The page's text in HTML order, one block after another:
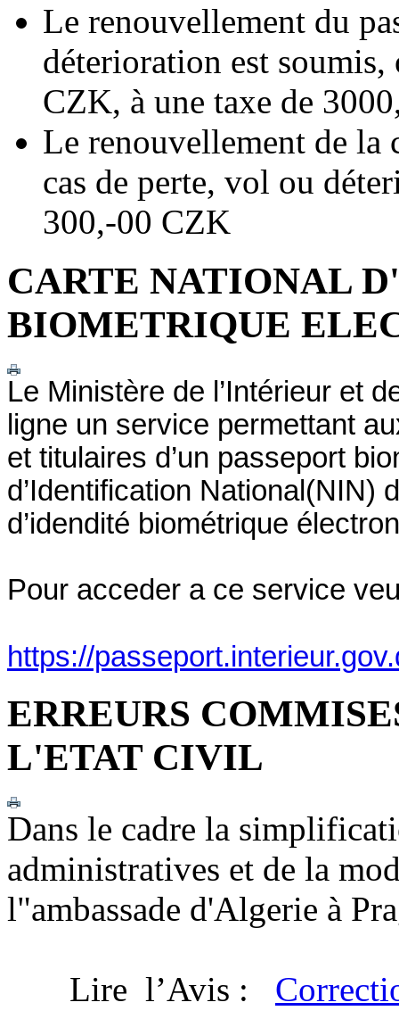
Le renouvellement du
déterioration est
CZK, à une taxe de
Le renouvellement de la
cas de perte, vol ou
300,-00 CZK
CARTE NATIONAL
BIOMETRIQUE
Le Ministère de l’Intérieur et
ligne un service permettant
et titulaires d’un passeport
d’Identification National(NIN)
d’idendité biométrique
Pour acceder a ce service
https://
ERREURS
L'ETAT CIVIL
Dans le cadre la
administratives et de la
l"ambassade d'Algerie à
Lire l’Avis :